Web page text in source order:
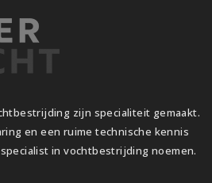
zijn specialiteit gemaakt.
en een ruime technische kennis
in vochtbestrijding noemen.